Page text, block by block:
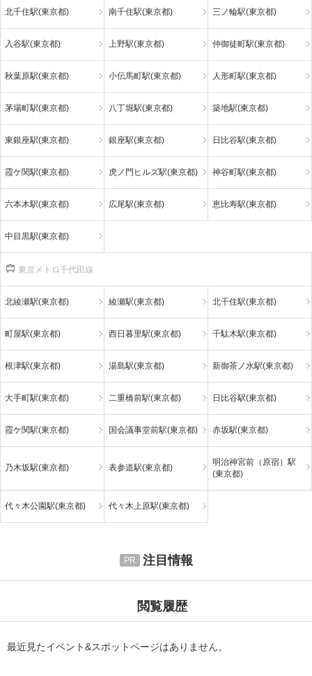
北千住駅(東京都) 南千住駅(東京都) 三ノ輪駅(東京都)
入谷駅(東京都) 上野駅(東京都) 仲御徒町駅(東京都)
秋葉原駅(東京都) 小伝馬町駅(東京都) 人形町駅(東京都)
茅場町駅(東京都) 八丁堀駅(東京都) 築地駅(東京都)
東銀座駅(東京都) 銀座駅(東京都) 日比谷駅(東京都)
霞ケ関駅(東京都) 虎ノ門ヒルズ駅(東京都) 神谷町駅(東京都)
六本木駅(東京都) 広尾駅(東京都) 恵比寿駅(東京都)
中目黒駅(東京都)
東京メトロ千代田線
北綾瀬駅(東京都) 綾瀬駅(東京都) 北千住駅(東京都)
町屋駅(東京都) 西日暮里駅(東京都) 千駄木駅(東京都)
根津駅(東京都) 湯島駅(東京都) 新御茶ノ水駅(東京都)
大手町駅(東京都) 二重橋前駅(東京都) 日比谷駅(東京都)
霞ケ関駅(東京都) 国会議事堂前駅(東京都) 赤坂駅(東京都)
乃木坂駅(東京都) 表参道駅(東京都)
明治神宮前（原宿）駅
(東京都)
代々木公園駅(東京都) 代々木上原駅(東京都)
注目情報
閲覧履歴
最近見たイベント&スポットページはありません。